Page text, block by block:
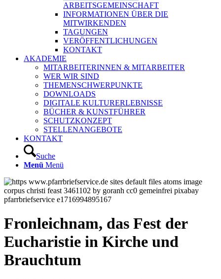
ARBEITSGEMEINSCHAFT
INFORMATIONEN ÜBER DIE
MITWIRKENDEN
TAGUNGEN
VERÖFFENTLICHUNGEN
KONTAKT
AKADEMIE
MITARBEITERINNEN & MITARBEITER
WER WIR SIND
THEMENSCHWERPUNKTE
DOWNLOADS
DIGITALE KULTURERLEBNISSE
BÜCHER & KUNSTFÜHRER
SCHUTZKONZEPT
STELLENANGEBOTE
KONTAKT
Suche
Menü Menü
Fronleichnam, das Fest der
Eucharistie in Kirche und
Brauchtum